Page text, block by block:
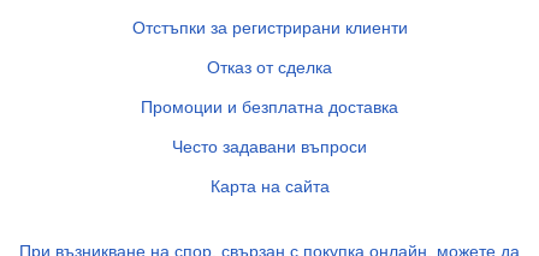
Отстъпки за регистрирани клиенти
Отказ от сделка
Промоции и безплатна доставка
Често задавани въпроси
Карта на сайта
При възникване на спор, свързан с покупка онлайн, можете да